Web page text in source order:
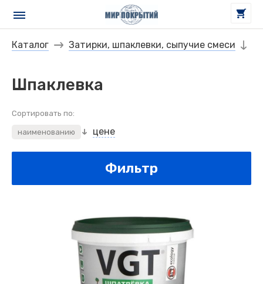
Каталог Затирки, шпаклевки, сыпучие смеси
Шпаклевка
Сортировать по:
наименованию цене
Фильтр